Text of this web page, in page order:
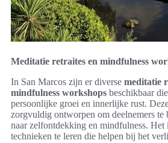
Meditatie retraites en mindfulness
In San Marcos zijn er diverse meditatie
mindfulness workshops beschikbaar
persoonlijke groei en innerlijke rust.
zorgvuldig ontworpen om deelnemers te
naar zelfontdekking en mindfulness. Het
technieken te leren die helpen bij het